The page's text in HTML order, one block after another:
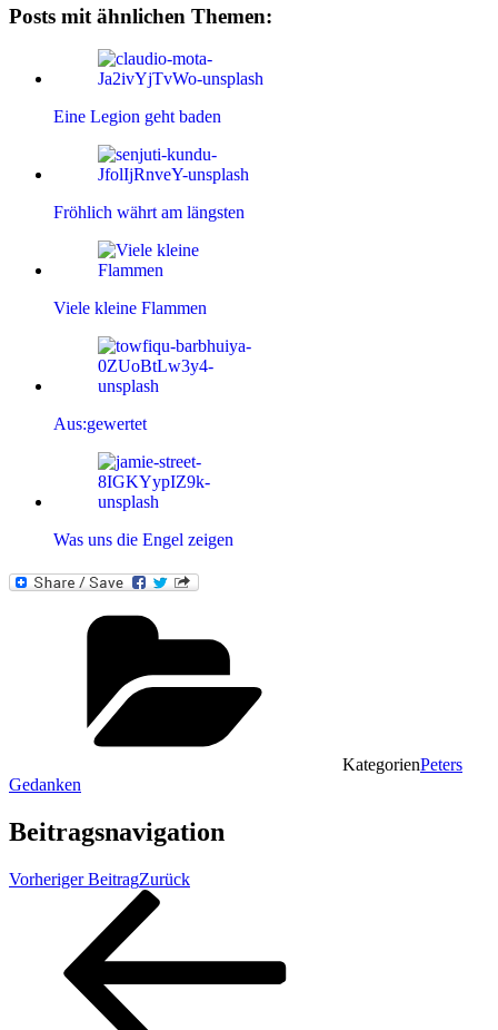
Posts mit ähnlichen Themen:
Eine Legion geht baden
Fröhlich währt am längsten
Viele kleine Flammen
Aus:gewertet
Was uns die Engel zeigen
KategorienPeters
Gedanken
Beitragsnavigation
Vorheriger BeitragZurück